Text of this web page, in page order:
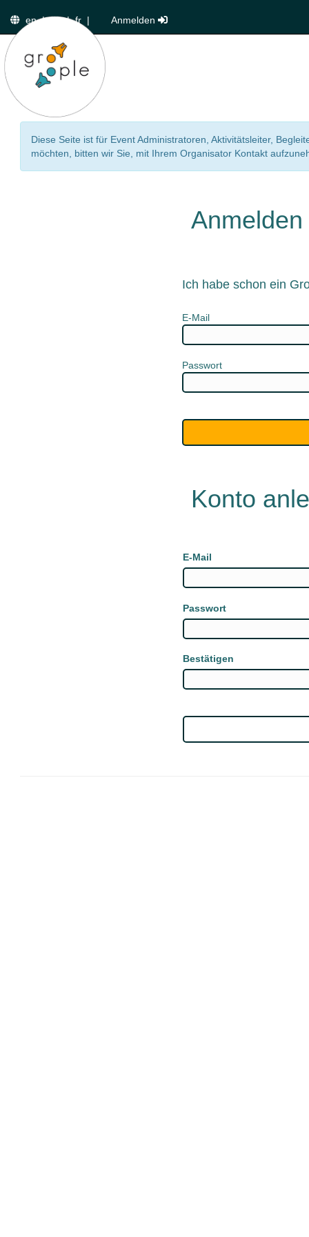
en|de|fr | Anmelden
Diese Seite ist für Event Administratoren, Aktivitätsleiter,
möchten, bitten wir Sie, mit Ihrem Organisator Kontakt
Anmelden
Ich habe schon ein
E-Mail
Passwort
Konto
E-Mail
Passwort
Bestätigen